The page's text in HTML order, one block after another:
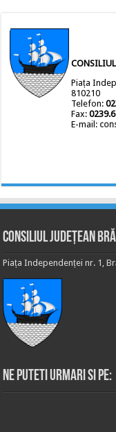
Piața
810210
Telefon:
Fax:
E-mail:
Consiliul Județean
Piața Independenței nr. 1,
Ne puteti urmari si pe: